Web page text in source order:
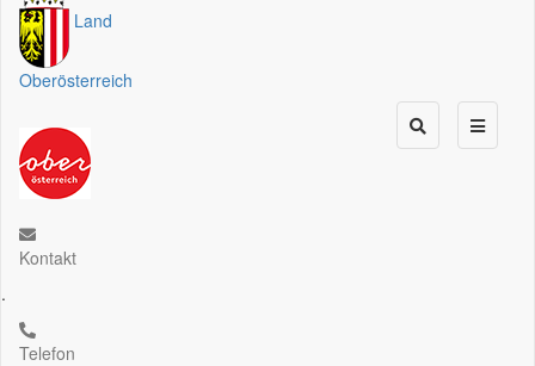
Land
Oberösterreich
Kontakt
.
Telefon